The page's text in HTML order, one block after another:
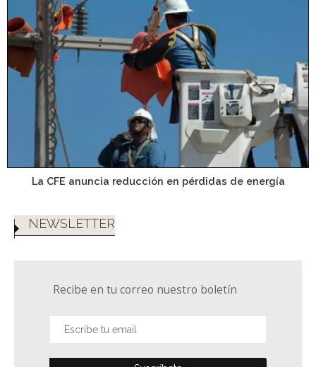
La CFE anuncia reducción en pérdidas de energía
NEWSLETTER
Recibe en tu correo nuestro boletín